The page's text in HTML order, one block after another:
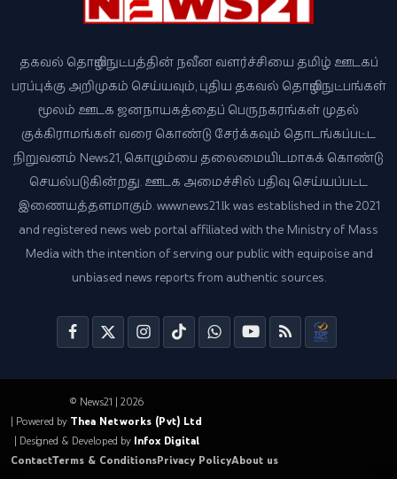
தகவல் தொழில்நுட்பத்தின் நவீன வளர்ச்சியை தமிழ் ஊடகப்
பரப்புக்கு அறிமுகம் செய்யவும், புதிய தகவல் தொழில்நுட்பங்கள்
மூலம் ஊடக ஜனநாயகத்தைப் பெருநகரங்கள் முதல்
குக்கிராமங்கள் வரை கொண்டு சேர்க்கவும் தொடங்கப்பட்ட
நிறுவனம் News21, கொழும்பை தலைமையிடமாகக் கொண்டு
செயல்படுகின்றது. ஊடக அமைச்சில் பதிவு செய்யப்பட்ட
இணையத்தளமாகும். www.news21.lk was established in the 2021
and registered news web portal affiliated with the Ministry of Mass
Media with the intention of serving our public with equipoise and
unbiased news reports from authentic sources.
© News21 | 2026
| Powered by Thea Networks (Pvt) Ltd
| Designed & Developed by Infox Digital
ContactTerms & ConditionsPrivacy PolicyAbout us